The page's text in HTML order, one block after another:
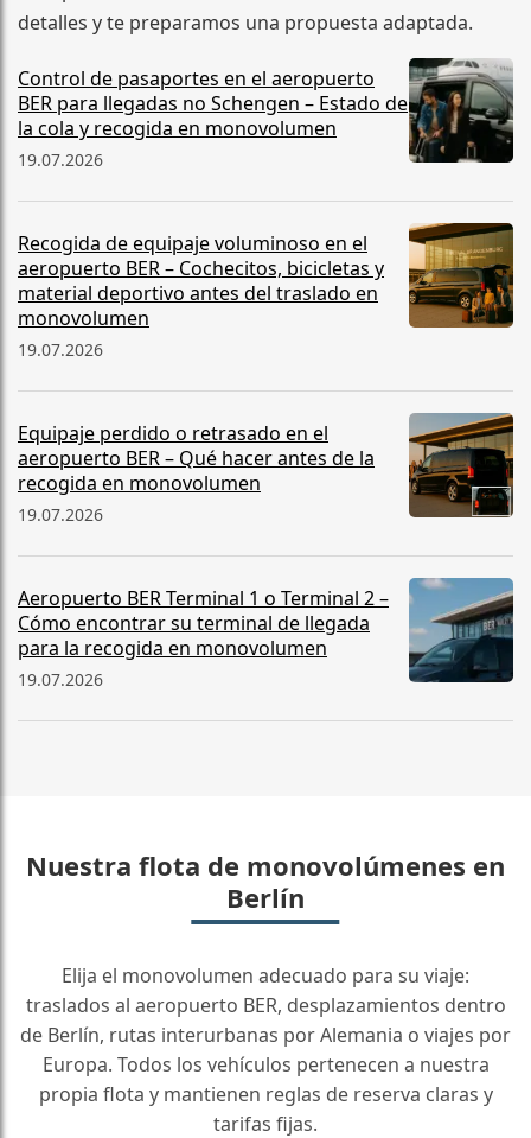
detalles y te preparamos una propuesta adaptada.
Control de pasaportes en el aeropuerto
BER para llegadas no Schengen – Estado de
la cola y recogida en monovolumen
19.07.2026
Recogida de equipaje voluminoso en el
aeropuerto BER – Cochecitos, bicicletas y
material deportivo antes del traslado en
monovolumen
19.07.2026
Equipaje perdido o retrasado en el
aeropuerto BER – Qué hacer antes de la
recogida en monovolumen
19.07.2026
Aeropuerto BER Terminal 1 o Terminal 2 –
Cómo encontrar su terminal de llegada
para la recogida en monovolumen
19.07.2026
Nuestra flota de monovolúmenes en
Berlín
Elija el monovolumen adecuado para su viaje:
traslados al aeropuerto BER, desplazamientos dentro
de Berlín, rutas interurbanas por Alemania o viajes por
Europa. Todos los vehículos pertenecen a nuestra
propia flota y mantienen reglas de reserva claras y
tarifas fijas.